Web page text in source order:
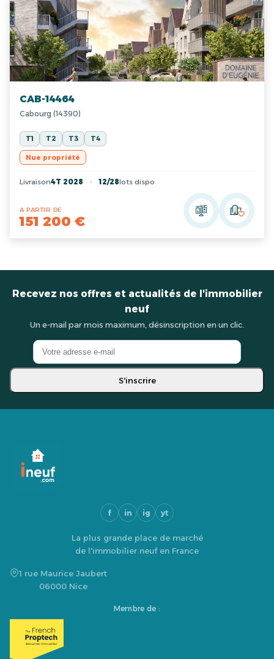
CAB-14464
Cabourg (14390)
T1 T2 T3 T4
Nue propriété
Livraison4T 2028 12/28lots dispo
A PARTIR DE
151 200 €
Recevez nos offres et actualités de l'immobilier
neuf
Un e-mail par mois maximum, désinscription en un clic.
S'inscrire
f in ig yt
La plus grande place de marché
de l'immobilier neuf en France
1 rue Maurice Jaubert
06000 Nice
Membre de :